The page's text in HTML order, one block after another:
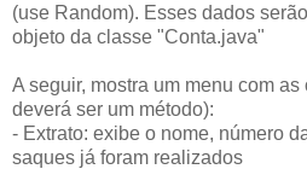
(use Random). Esses dados
objeto da classe "Conta.java"
A seguir, mostra um menu com
deverá ser um método):
- Extrato: exibe o nome, número
saques já foram realizados